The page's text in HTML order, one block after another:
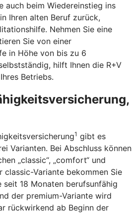
auch beim Wiedereinstieg ins
Ihren alten Beruf zurück,
Nehmen Sie eine
Sie von einer
in Höhe von bis zu 6
hilft Ihnen die R+V
Betriebs.
1 gibt es
Varianten. Bei Abschluss können
„classic“, „comfort“ und
classic-Variante bekommen Sie
seit 18 Monaten berufsunfähig
der premium-Variante wird
rückwirkend ab Beginn der